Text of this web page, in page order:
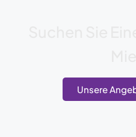
Unsere